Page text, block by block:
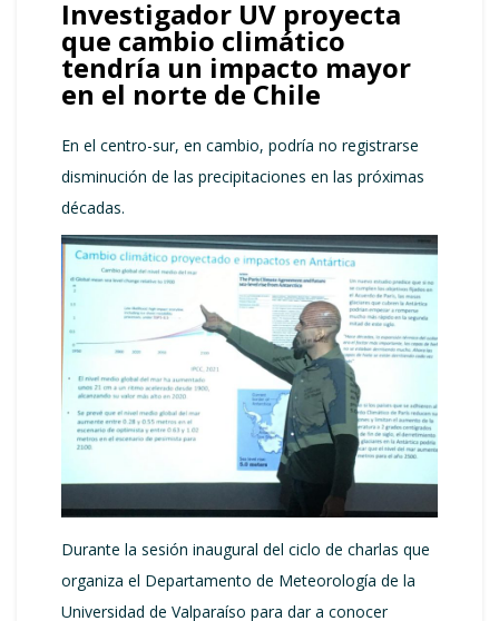
Investigador UV proyecta
que cambio climático
tendría un impacto mayor
en el norte de Chile
En el centro-sur, en cambio, podría no registrarse
disminución de las precipitaciones en las próximas
décadas.
Durante la sesión inaugural del ciclo de charlas que
organiza el Departamento de Meteorología de la
Universidad de Valparaíso para dar a conocer